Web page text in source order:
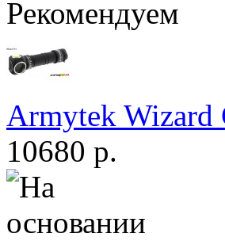
Рекомендуем
Armytek
10680 р.